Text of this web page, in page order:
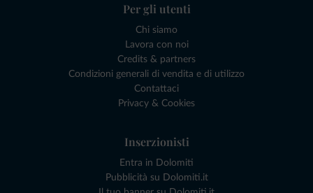
Per gli utenti
Chi siamo
Lavora con noi
Credits & partners
Condizioni generali di vendita e di utilizzo
Contattaci
Privacy & Cookies
Inserzionisti
Entra in Dolomiti
Pubblicità su Dolomiti.it